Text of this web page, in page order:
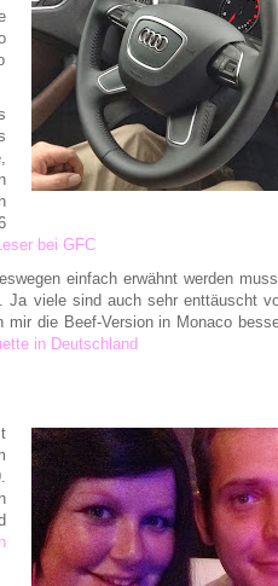
bei GFC
einfach erwähnt werden
Ja viele sind auch sehr enttäuscht
mir die Beef-Version in Monaco
in Deutschland